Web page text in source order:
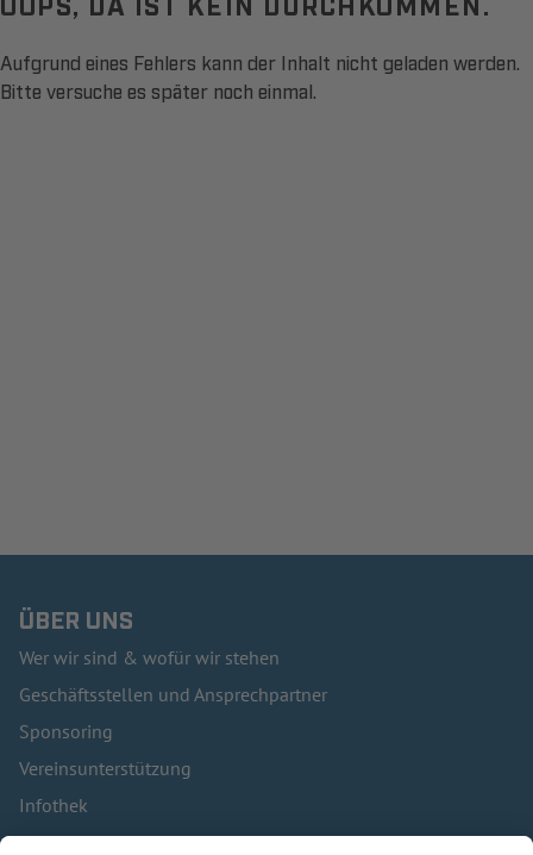
Aufgrund eines Fehlers kann der Inhalt nicht geladen werden.
Bitte versuche es später noch einmal.
ÜBER UNS
Wer wir sind & wofür wir stehen
Geschäftsstellen und Ansprechpartner
Sponsoring
Vereinsunterstützung
Infothek
Kontakt